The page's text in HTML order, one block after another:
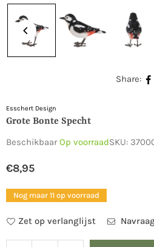
Share:
Esschert Design
Grote Bonte Specht
BeschikbaarOp voorraadSKU:
Normale
prijs
€8,95
Nog maar 11 op voorraad
Zet op verlanglijst Navraag